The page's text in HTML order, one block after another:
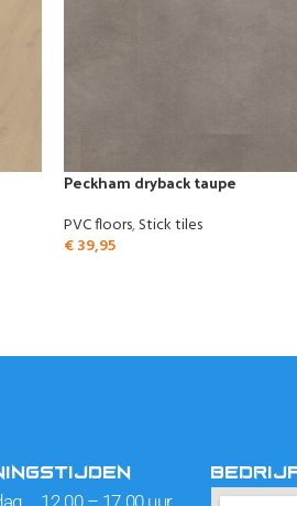
Peckham dryback taupe
PVC floors,Stick tiles
€39,95
12.00 – 17.00 uur